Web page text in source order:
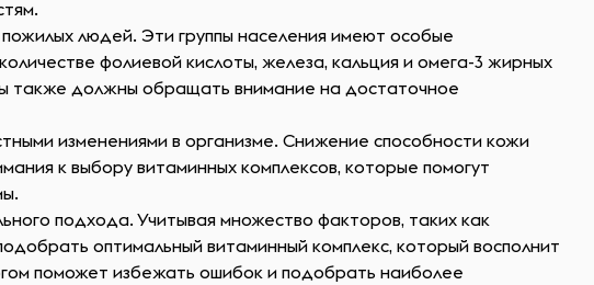
людей. Эти группы населения имеют особые
фолиевой кислоты, железа, кальция и омега-3 жирных
также должны обращать внимание на достаточное
изменениями в организме. Снижение способности кожи
к выбору витаминных комплексов, которые помогут
подхода. Учитывая множество факторов, таких как
оптимальный витаминный комплекс, который восполнит
поможет избежать ошибок и подобрать наиболее